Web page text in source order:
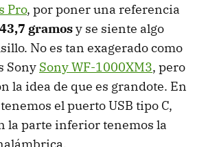
Pro, por poner una referencia
gramosy se siente algo
No es tan exagerado como
Sony Sony WF-1000XM3, pero
la idea de que es grandote. En
el puerto USB tipo C,
la parte inferior tenemos la